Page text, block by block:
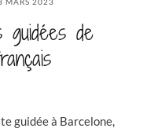
guidées de
guidée à Barcelone,